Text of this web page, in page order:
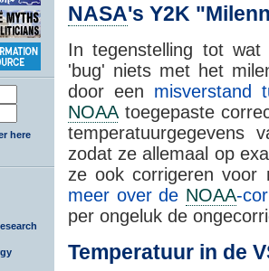
here
NASA's Y2K
In tegenstelling tot
'bug' niets met het
door een misverstand
NOAAtoegepaste
temperatuurgegevens
zodat ze allemaal op
ze ook corrigeren voor
meer over de NOAA-
per ongeluk de
Temperatuur in de